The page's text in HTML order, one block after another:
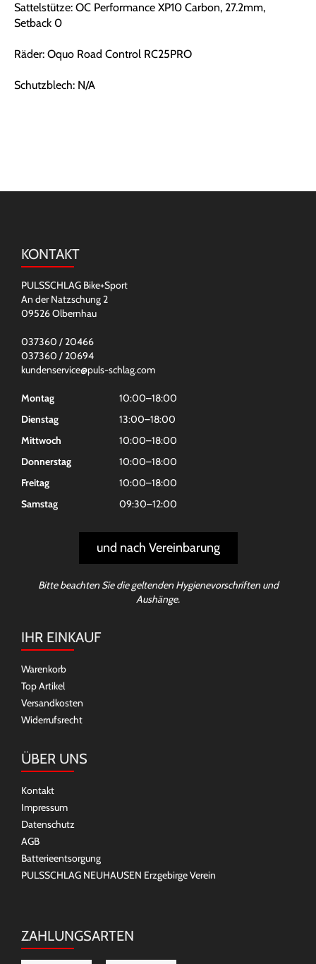
Sattelstütze: OC Performance XP10 Carbon, 27.2mm,
Setback 0
Räder: Oquo Road Control RC25PRO
Schutzblech: N/A
KONTAKT
PULSSCHLAG Bike+Sport
An der Natzschung 2
09526 Olbernhau
037360 / 20466
037360 / 20694
kundenservice@puls-schlag.com
Montag
10:00–18:00
Dienstag
13:00–18:00
Mittwoch
10:00–18:00
Donnerstag
10:00–18:00
Freitag
10:00–18:00
Samstag
09:30–12:00
und nach Vereinbarung
Bitte beachten Sie die geltenden Hygienevorschriften und
Aushänge.
IHR EINKAUF
Warenkorb
Top Artikel
Versandkosten
Widerrufsrecht
ÜBER UNS
Kontakt
Impressum
Datenschutz
AGB
Batterieentsorgung
PULSSCHLAG NEUHAUSEN Erzgebirge Verein
ZAHLUNGSARTEN